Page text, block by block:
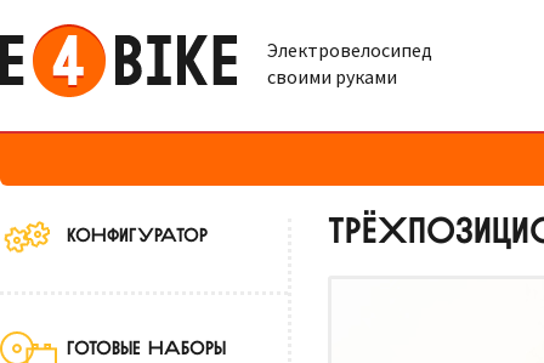
Электровелосипед
своими руками
КОНФИГУРАТОР
ГОТОВЫЕ НАБОРЫ